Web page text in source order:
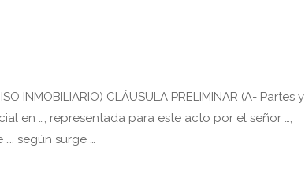
INMOBILIARIO) CLÁUSULA PRELIMINAR (A- Partes y
en …, representada para este acto por el señor …,
según surge …